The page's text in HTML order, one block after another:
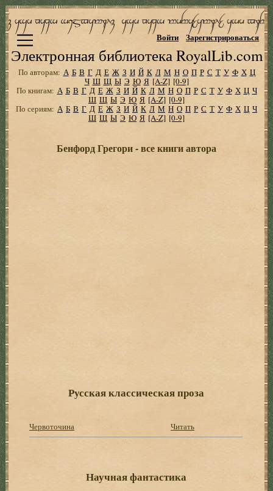
Электронная библиотека RoyalLib.com
Войти Зарегистрироваться
По авторам: А Б В Г Д Е Ж З И Й К Л М Н О П Р С Т У Ф Х Ц
Ч Ш Щ Ы Э Ю Я [A-Z] [0-9]
По книгам: А Б В Г Д Е Ж З И Й К Л М Н О П Р С Т У Ф Х Ц Ч
Ш Щ Ы Э Ю Я [A-Z] [0-9]
По сериям: А Б В Г Д Е Ж З И Й К Л М Н О П Р С Т У Ф Х Ц Ч
Ш Щ Ы Э Ю Я [A-Z] [0-9]
Бенфорд Грегори - все книги автора
Русская классическая проза
Червоточина Читать
Научная фантастика